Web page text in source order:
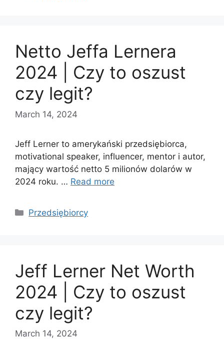
Netto Jeffa Lernera
2024 | Czy to oszust
czy legit?
March 14, 2024
Jeff Lerner to amerykański przedsiębiorca,
motivational speaker, influencer, mentor i autor,
mający wartość netto 5 milionów dolarów w
2024 roku. … Read more
Categories
Przedsiębiorcy
Jeff Lerner Net Worth
2024 | Czy to oszust
czy legit?
March 14, 2024